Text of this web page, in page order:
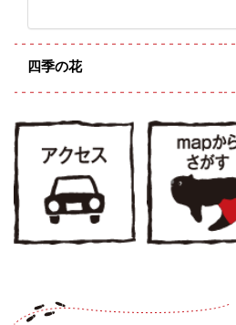
四季の花